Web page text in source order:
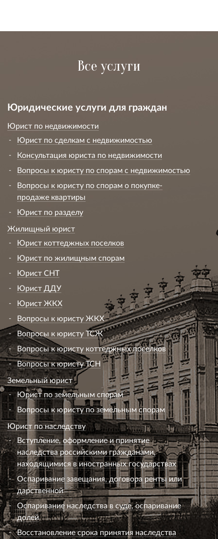
Все услуги
Юридические услуги для граждан
Юрист по недвижимости
Юрист по сделкам с недвижимостью
Консультация юриста по недвижимости
Вопросы к юристу по спорам с недвижимостью
Вопросы к юристу по спорам о покупке-
продаже квартиры
Юрист по разделу
Жилищный юрист
Юрист коттеджных поселков
Юрист по жилищным спорам
Юрист СНТ
Юрист ДДУ
Юрист ЖКХ
Вопросы к юристу ЖКХ
Вопросы к юристу ТСЖ
Вопросы к юристу коттеджных поселков
Вопросы к юристу ТСН
Земельный юрист
Юрист по земельным спорам
Вопросы к юристу по земельным спорам
Юрист по наследству
Вступление, оформление и принятие
наследства российскими гражданами,
находящимися в иностранных государствах
Оспаривание завещания, договора ренты или
дарственной
Оспаривание наследства в суде, оспаривание
долей
Восстановление срока принятия наследства